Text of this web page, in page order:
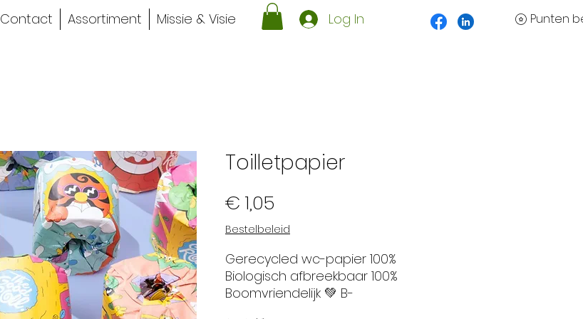
Contact Assortiment Missie & Visie Log In Punten
Toilletpapier
€ 1,05
Bestelbeleid
Gerecycled wc-papier 100%
Biologisch afbreekbaar 100%
Boomvriendelijk 💚 B-